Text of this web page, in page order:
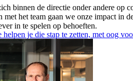
je die stap te zetten, met oog
binnen de directie onder andere op
het team gaan we onze impact
in te spelen op behoeften.